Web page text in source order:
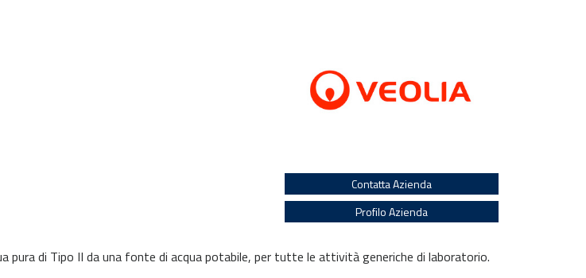
Contatta Azienda
Profilo Azienda
pura di Tipo II da una fonte di acqua potabile, per tutte le attività generiche di laboratorio.